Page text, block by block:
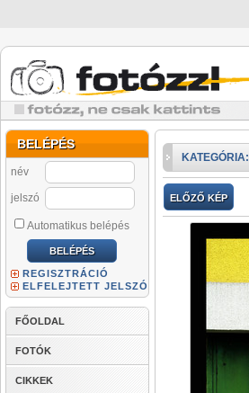
BELÉPÉS
név
jelszó
Automatikus belépés
REGISZTRÁCIÓ
ELFELEJTETT JELSZÓ
FŐOLDAL
FOTÓK
CIKKEK
KATEGÓRIA:
ELŐZŐ KÉP